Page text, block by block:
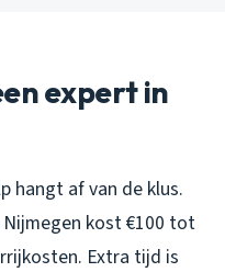
expert in
hangt af van de klus.
Nijmegen kost €100 tot
Extra tijd is